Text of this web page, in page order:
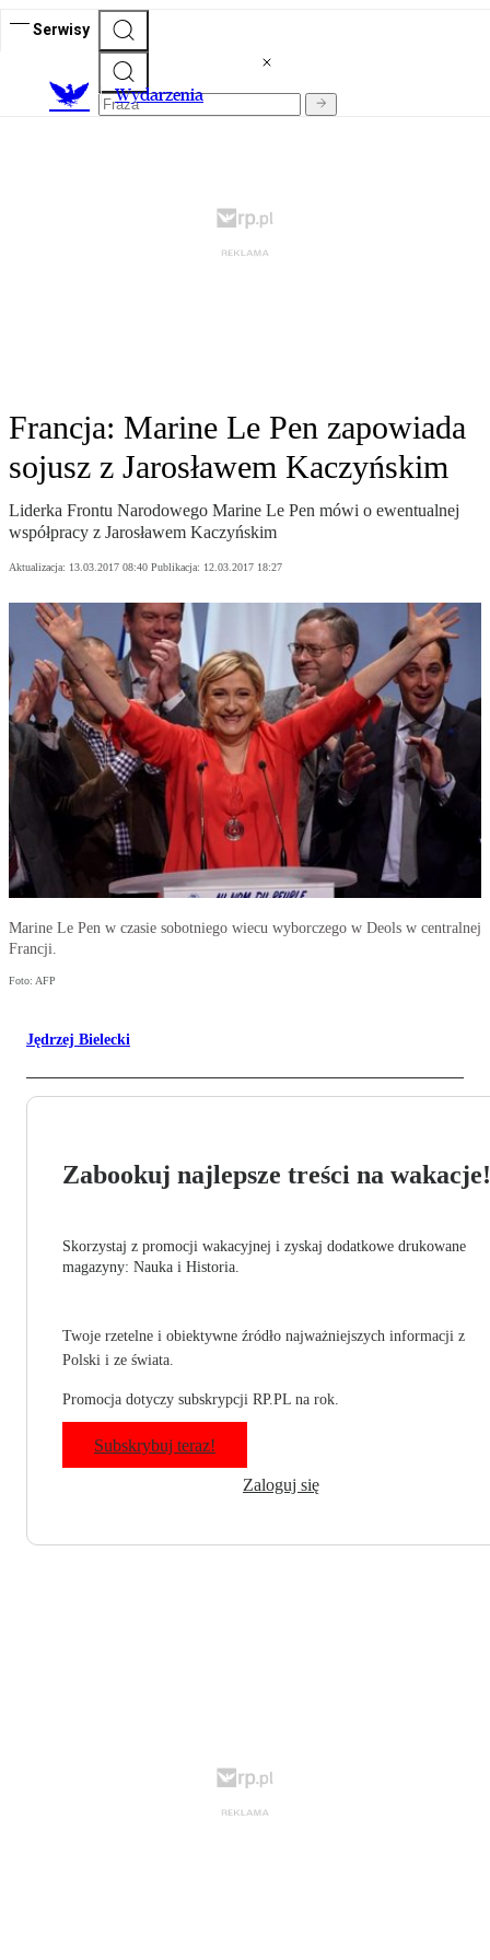
Serwisy
Wydarzenia
Francja: Marine Le Pen zapowiada
sojusz z Jarosławem Kaczyńskim
Liderka Frontu Narodowego Marine Le Pen mówi o ewentualnej
współpracy z Jarosławem Kaczyńskim
Aktualizacja: 13.03.2017 08:40 Publikacja: 12.03.2017 18:27
Marine Le Pen w czasie sobotniego wiecu wyborczego w Deols w centralnej
Francji.
Foto: AFP
Jędrzej Bielecki
Zabookuj najlepsze treści na wakacje!
Skorzystaj z promocji wakacyjnej i zyskaj dodatkowe drukowane
magazyny: Nauka i Historia.
Twoje rzetelne i obiektywne źródło najważniejszych informacji z
Polski i ze świata.
Promocja dotyczy subskrypcji RP.PL na rok.
Subskrybuj teraz!
Zaloguj się